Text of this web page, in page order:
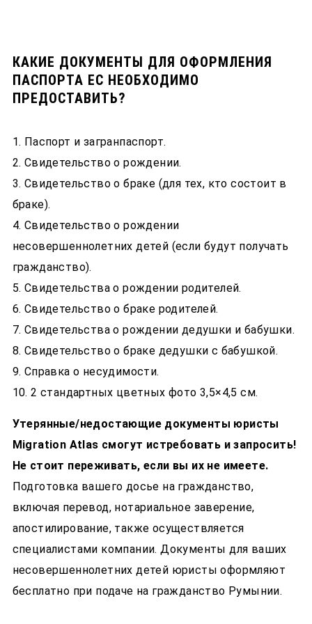
КАКИЕ ДОКУМЕНТЫ ДЛЯ ОФОРМЛЕНИЯ
ПАСПОРТА ЕС НЕОБХОДИМО
ПРЕДОСТАВИТЬ?
Паспорт и загранпаспорт.
Свидетельство о рождении.
Свидетельство о браке (для тех, кто состоит в
браке).
Свидетельство о рождении
несовершеннолетних детей (если будут получать
гражданство).
Свидетельства о рождении родителей.
Свидетельство о браке родителей.
Свидетельства о рождении дедушки и бабушки.
Свидетельство о браке дедушки с бабушкой.
Справка о несудимости.
2 стандартных цветных фото 3,5×4,5 см.
Утерянные/недостающие документы юристы
Migration Atlas смогут истребовать и запросить!
Не стоит переживать, если вы их не имеете.
Подготовка вашего досье на гражданство,
включая перевод, нотариальное заверение,
апостилирование, также осуществляется
специалистами компании. Документы для ваших
несовершеннолетних детей юристы оформляют
бесплатно при подаче на гражданство Румынии.